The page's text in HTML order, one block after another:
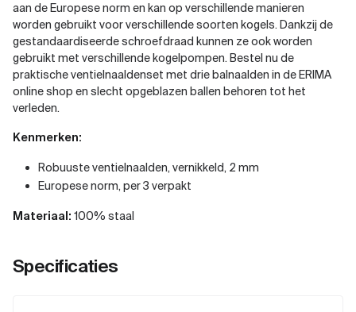
aan de Europese norm en kan op verschillende manieren
worden gebruikt voor verschillende soorten kogels. Dankzij de
gestandaardiseerde schroefdraad kunnen ze ook worden
gebruikt met verschillende kogelpompen. Bestel nu de
praktische ventielnaaldenset met drie balnaalden in de ERIMA
online shop en slecht opgeblazen ballen behoren tot het
verleden.
Kenmerken:
Robuuste ventielnaalden, vernikkeld, 2 mm
Europese norm, per 3 verpakt
Materiaal: 100% staal
Specificaties